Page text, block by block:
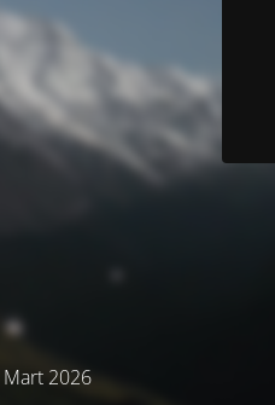
2026